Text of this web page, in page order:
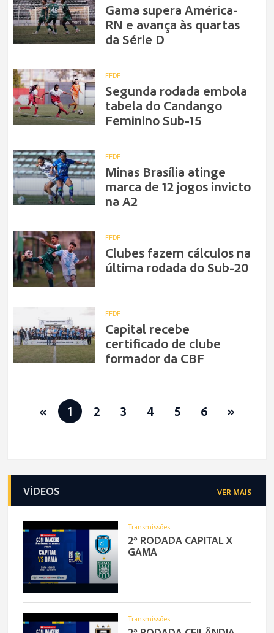
Gama supera América-
RN e avança às quartas
da Série D
FFDF
Segunda rodada embola
tabela do Candango
Feminino Sub-15
FFDF
Minas Brasília atinge
marca de 12 jogos invicto
na A2
FFDF
Clubes fazem cálculos na
última rodada do Sub-20
FFDF
Capital recebe
certificado de clube
formador da CBF
« 1 2 3 4 5 6 »
VÍDEOS VER MAIS
Transmissões
2ª RODADA CAPITAL X
GAMA
Transmissões